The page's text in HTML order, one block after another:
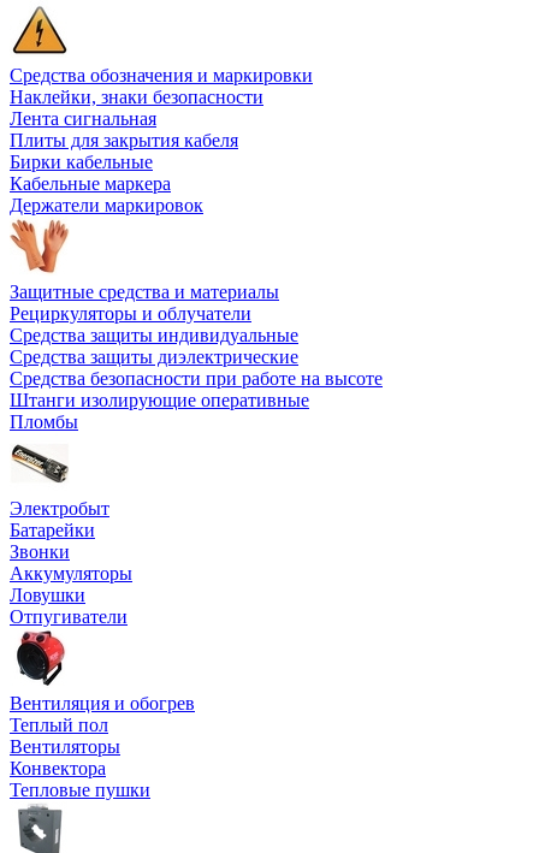
Средства обозначения и маркировки
Наклейки, знаки безопасности
Лента сигнальная
Плиты для закрытия кабеля
Бирки кабельные
Кабельные маркера
Держатели маркировок
Защитные средства и материалы
Рециркуляторы и облучатели
Средства защиты индивидуальные
Средства защиты диэлектрические
Средства безопасности при работе на высоте
Штанги изолирующие оперативные
Пломбы
Электробыт
Батарейки
Звонки
Аккумуляторы
Ловушки
Отпугиватели
Вентиляция и обогрев
Теплый пол
Вентиляторы
Конвектора
Тепловые пушки